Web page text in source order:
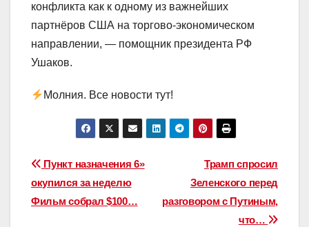
конфликта как к одному из важнейших
партнёров США на торгово-экономическом
направлении, — помощник президента РФ
Ушаков.
Молния. Все новости тут!
Навигация
по
Трамп спросил
Зеленского перед
разговором с Путиным,
что…
Пункт назначения 6»
окупился за неделю
Фильм собрал $100…